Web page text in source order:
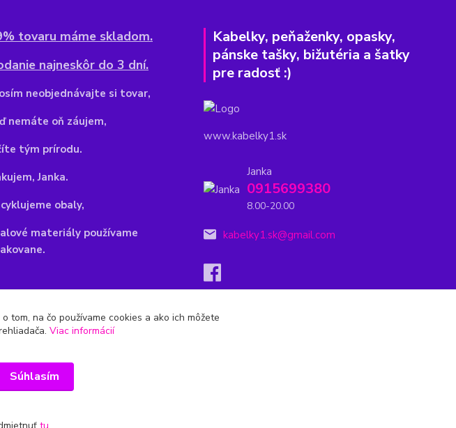
tovaru máme skladom.
najneskôr do 3 dní.
osím neobjednávajte si tovar,
nemáte oň záujem,
tým prírodu.
Janka.
obaly,
materiály používame
Kabelky, peňaženky, opasky,
pánske tašky, bižutéria a šatky
pre radosť :)
www.kabelky1.sk
Janka
0915699380
8.00-20.00
kabelky1.sk@gmail.com
tom, na čo používame cookies a ako ich môžete
Viac informácií
Súhlasím